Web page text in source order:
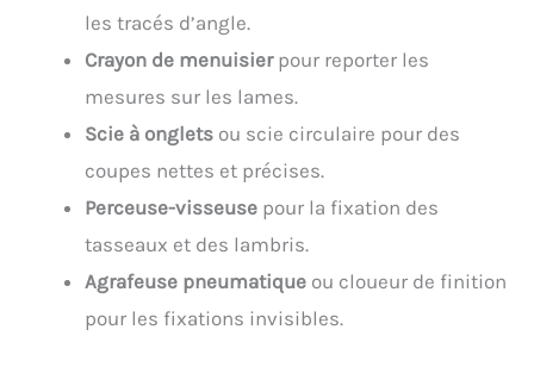
les tracés d’angle.
Crayon de menuisierpour reporter les
mesures sur les lames.
Scie à onglets ou scie circulaire pour des
coupes nettes et précises.
Perceuse-visseuse pour la fixation des
tasseaux et des lambris.
Agrafeuse pneumatique ou cloueur de finition
pour les fixations invisibles.